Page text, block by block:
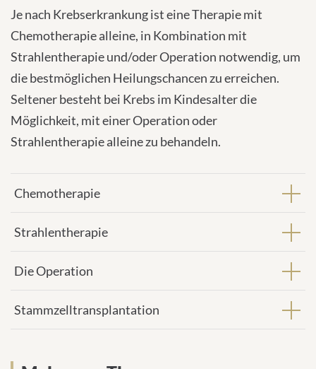
Je nach Krebserkrankung ist eine Therapie mit
Chemotherapie alleine, in Kombination mit
Strahlentherapie und/oder Operation notwendig, um
die bestmöglichen Heilungschancen zu erreichen.
Seltener besteht bei Krebs im Kindesalter die
Möglichkeit, mit einer Operation oder
Strahlentherapie alleine zu behandeln.
Chemotherapie
Strahlentherapie
Die Operation
Stammzelltransplantation